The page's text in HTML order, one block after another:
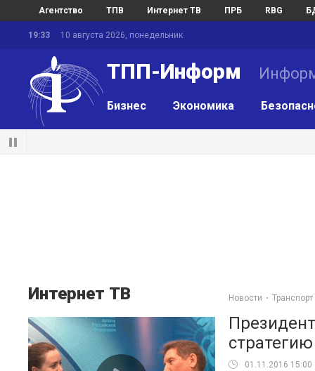
Агентство ТПВ Интернет ТВ ПРБ RBG
19:33 10 августа 2026, понедельник
ТПП-Информ
Бизнес Экономика
Интернет ТВ Новости
01.11.2016 15:00